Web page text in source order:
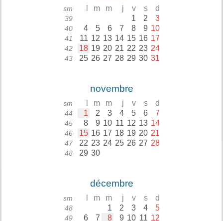
sm m m j v s d
39 1 2 3
40 4 5 6 7 8 9 10
41 11 12 13 14 15 16 17
42 18 19 20 21 22 23 24
43 25 26 27 28 29 30 31
novembre
sm m m j v s d
44 1 2 3 4 5 6 7
45 8 9 10 11 12 13 14
46 15 16 17 18 19 20 21
47 22 23 24 25 26 27 28
48 29 30
décembre
sm m m j v s d
48 1 2 3 4 5
49 6 7 8 9 10 11 12